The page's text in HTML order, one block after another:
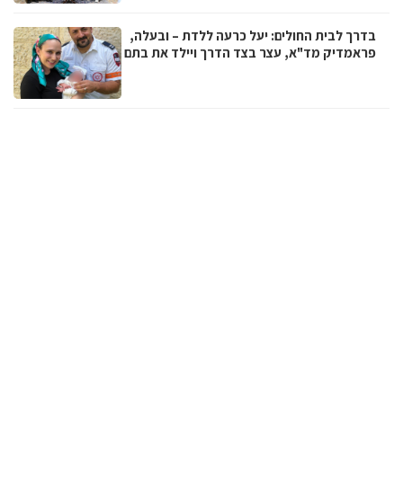
בדרך לבית החולים: יעל כרעה ללדת – ובעלה,
פראמדיק מד"א, עצר בצד הדרך ויילד את בתם